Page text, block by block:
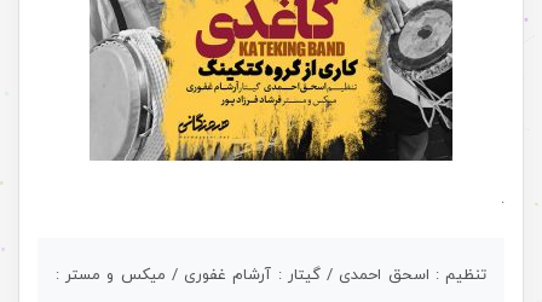
.
تنظیم : اسحق احمدی / گیتار : آرشام غفوری / میکس و مستر :